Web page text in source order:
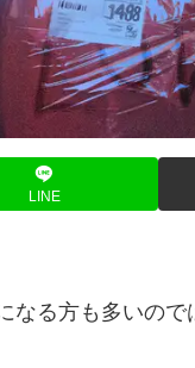
LINE
なる方も多いので